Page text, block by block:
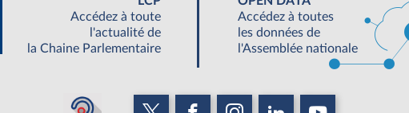
Accédez à toute
l'actualité de
la Chaine Parlementaire
Accédez à toutes
les données de
l'Assemblée nationale